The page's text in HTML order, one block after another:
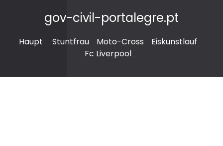
gov-civil-portalegre.pt
Haupt Stuntfrau Moto-Cross
Eiskunstlauf
Fc Liverpool